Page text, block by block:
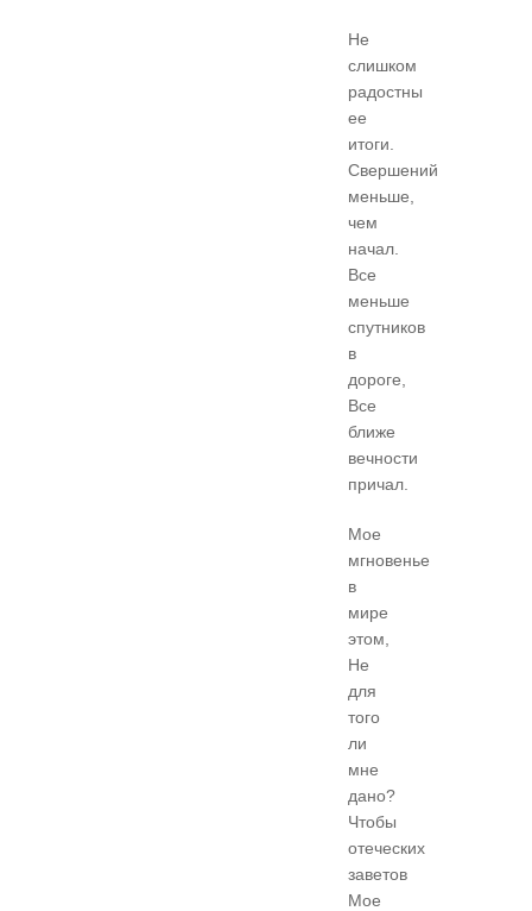
Не
слишком
радостны
ее
итоги.
Свершений
меньше,
чем
начал.
Все
меньше
спутников
в
дороге,
Все
ближе
вечности
причал.
Мое
мгновенье
в
мире
этом,
Не
для
того
ли
мне
дано?
Чтобы
отеческих
заветов
Мое